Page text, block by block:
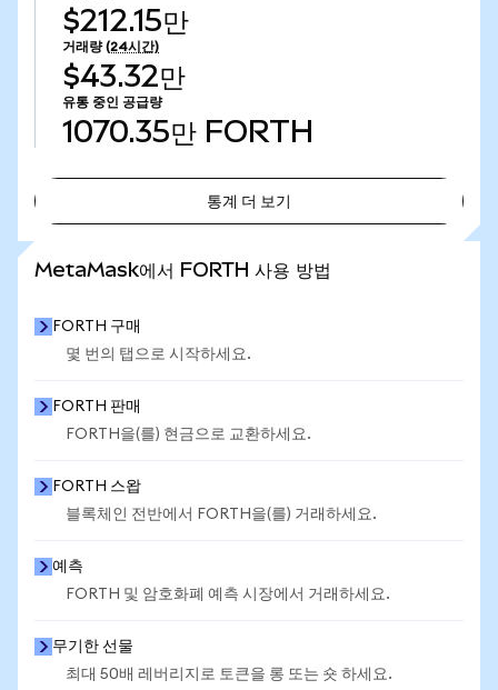
$212.15만
거래량 (24시간)
$43.32만
유통 중인 공급량
1070.35만 FORTH
통계 더 보기
MetaMask에서 FORTH 사용 방법
FORTH 구매
몇 번의 탭으로 시작하세요.
FORTH 판매
FORTH을(를) 현금으로 교환하세요.
FORTH 스왑
블록체인 전반에서 FORTH을(를) 거래하세요.
예측
FORTH 및 암호화폐 예측 시장에서 거래하세요.
무기한 선물
최대 50배 레버리지로 토큰을 롱 또는 숏 하세요.